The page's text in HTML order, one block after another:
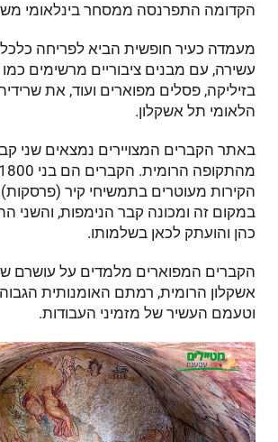
הקדומה התפרנסה ממסחר בינלאומי
מעמדה כעיר חופשית הביא לפריחה
עשירה, עם מבנים ציבוריים מרשימים
בזיליקה, פסלים מפוארים ועוד, את
הלאומי תל אשקלון.
באתר הקברים המצויירים נמצאים שני
הקירות מעוטרים בתמשיחי קיר
במקום זה ומכונה קבר הנימפות, והשני
כהן והועתק לכאן בשלמותו.
הקברים המפוארים מלמדים על עושרם
אשקלון הרומית, רמתם האומנותית
וטעמם העשיר של מזמיני העבודות.